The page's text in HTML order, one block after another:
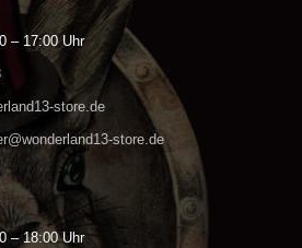
– 17:00 Uhr
store.de
store.de
– 18:00 Uhr